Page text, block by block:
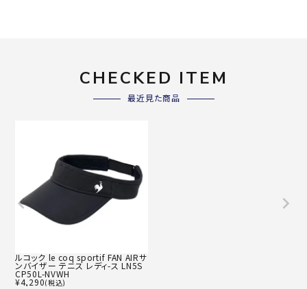
CHECKED ITEM
最近見た商品
ルコック le coq sportif FAN AIRサ
ンバイザー テニス レディ-ス LN5S
CP50L-NVWH
¥4,290(税込)